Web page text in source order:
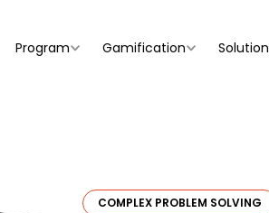
Program Gamification Solution
COMPLEX PROBLEM SOLVING